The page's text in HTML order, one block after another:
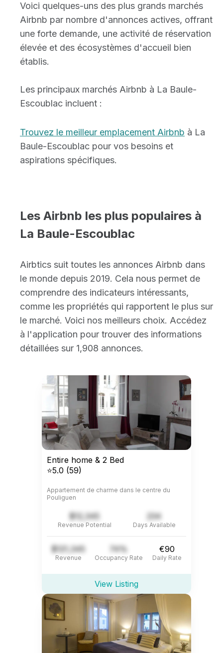
Voici quelques-uns des plus grands marchés
Airbnb par nombre d'annonces actives, offrant
une forte demande, une activité de réservation
élevée et des écosystèmes d'accueil bien
établis.
Les principaux marchés Airbnb à La Baule-
Escoublac incluent :
Trouvez le meilleur emplacement Airbnb à La
Baule-Escoublac pour vos besoins et
aspirations spécifiques.
Les Airbnb les plus populaires à
La Baule-Escoublac
Airbtics suit toutes les annonces Airbnb dans
le monde depuis 2019. Cela nous permet de
comprendre des indicateurs intéressants,
comme les propriétés qui rapportent le plus sur
le marché. Voici nos meilleurs choix. Accédez
à l'application pour trouver des informations
détaillées sur 1,908 annonces.
Entire home & 2 Bed
⭐5.0 (59)
Appartement de charme dans le centre du
Pouliguen
$12,345
Revenue Potential
234
Days Available
$121,345
Revenue
74%
Occupancy Rate
€90
Daily Rate
View Listing